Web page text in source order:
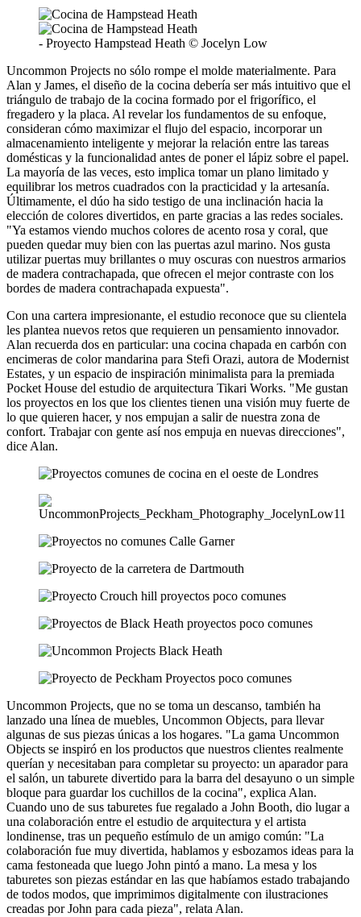
- Proyecto Hampstead Heath © Jocelyn Low
Uncommon Projects no sólo rompe el molde materialmente. Para
Alan y James, el diseño de la cocina debería ser más intuitivo que el
triángulo de trabajo de la cocina formado por el frigorífico, el
fregadero y la placa. Al revelar los fundamentos de su enfoque,
consideran cómo maximizar el flujo del espacio, incorporar un
almacenamiento inteligente y mejorar la relación entre las tareas
domésticas y la funcionalidad antes de poner el lápiz sobre el papel.
La mayoría de las veces, esto implica tomar un plano limitado y
equilibrar los metros cuadrados con la practicidad y la artesanía.
Últimamente, el dúo ha sido testigo de una inclinación hacia la
elección de colores divertidos, en parte gracias a las redes sociales.
"Ya estamos viendo muchos colores de acento rosa y coral, que
pueden quedar muy bien con las puertas azul marino. Nos gusta
utilizar puertas muy brillantes o muy oscuras con nuestros armarios
de madera contrachapada, que ofrecen el mejor contraste con los
bordes de madera contrachapada expuesta".
Con una cartera impresionante, el estudio reconoce que su clientela
les plantea nuevos retos que requieren un pensamiento innovador.
Alan recuerda dos en particular: una cocina chapada en carbón con
encimeras de color mandarina para Stefi Orazi, autora de Modernist
Estates, y un espacio de inspiración minimalista para la premiada
Pocket House del estudio de arquitectura Tikari Works. "Me gustan
los proyectos en los que los clientes tienen una visión muy fuerte de
lo que quieren hacer, y nos empujan a salir de nuestra zona de
confort. Trabajar con gente así nos empuja en nuevas direcciones",
dice Alan.
Uncommon Projects, que no se toma un descanso, también ha
lanzado una línea de muebles, Uncommon Objects, para llevar
algunas de sus piezas únicas a los hogares. "La gama Uncommon
Objects se inspiró en los productos que nuestros clientes realmente
querían y necesitaban para completar su proyecto: un aparador para
el salón, un taburete divertido para la barra del desayuno o un simple
bloque para guardar los cuchillos de la cocina", explica Alan.
Cuando uno de sus taburetes fue regalado a John Booth, dio lugar a
una colaboración entre el estudio de arquitectura y el artista
londinense, tras un pequeño estímulo de un amigo común: "La
colaboración fue muy divertida, hablamos y esbozamos ideas para la
cama festoneada que luego John pintó a mano. La mesa y los
taburetes son piezas estándar en las que habíamos estado trabajando
de todos modos, que imprimimos digitalmente con ilustraciones
creadas por John para cada pieza", relata Alan.